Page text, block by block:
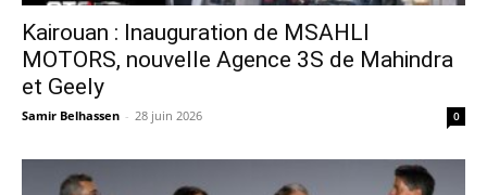
Kairouan : Inauguration de MSAHLI
MOTORS, nouvelle Agence 3S de Mahindra
et Geely
Samir Belhassen - 28 juin 2026 0